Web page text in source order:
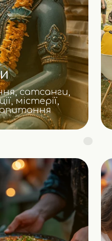
сатсанги,
містерії,